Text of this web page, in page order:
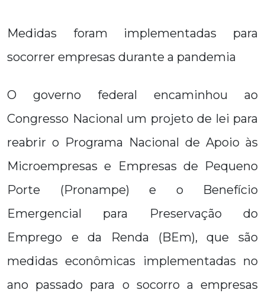
Medidas foram implementadas para
socorrer empresas durante a pandemia
O governo federal encaminhou ao
Congresso Nacional um projeto de lei para
reabrir o Programa Nacional de Apoio às
Microempresas e Empresas de Pequeno
Porte (Pronampe) e o Benefício
Emergencial para Preservação do
Emprego e da Renda (BEm), que são
medidas econômicas implementadas no
ano passado para o socorro a empresas